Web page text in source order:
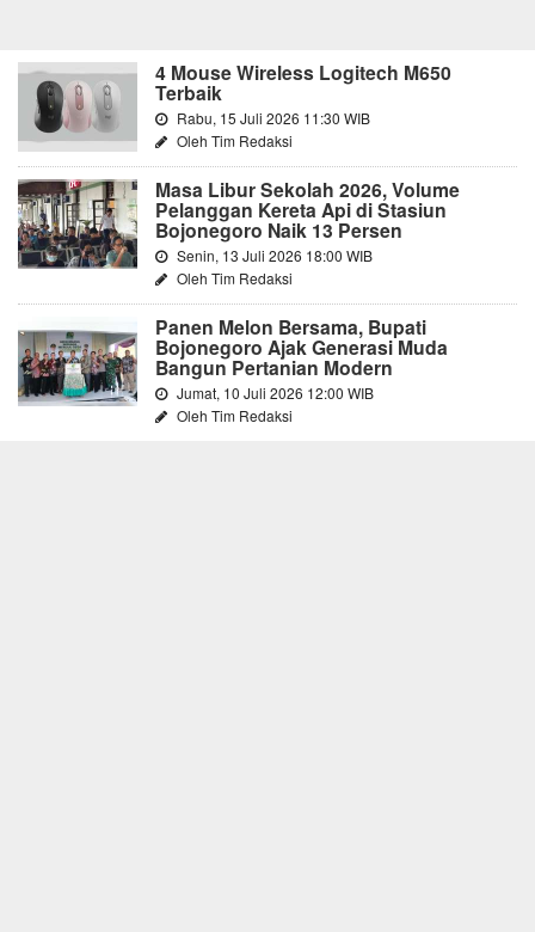
4 Mouse Wireless Logitech M650
Terbaik
Rabu, 15 Juli 2026 11:30 WIB
Oleh Tim Redaksi
Masa Libur Sekolah 2026, Volume
Pelanggan Kereta Api di Stasiun
Bojonegoro Naik 13 Persen
Senin, 13 Juli 2026 18:00 WIB
Oleh Tim Redaksi
Panen Melon Bersama, Bupati
Bojonegoro Ajak Generasi Muda
Bangun Pertanian Modern
Jumat, 10 Juli 2026 12:00 WIB
Oleh Tim Redaksi